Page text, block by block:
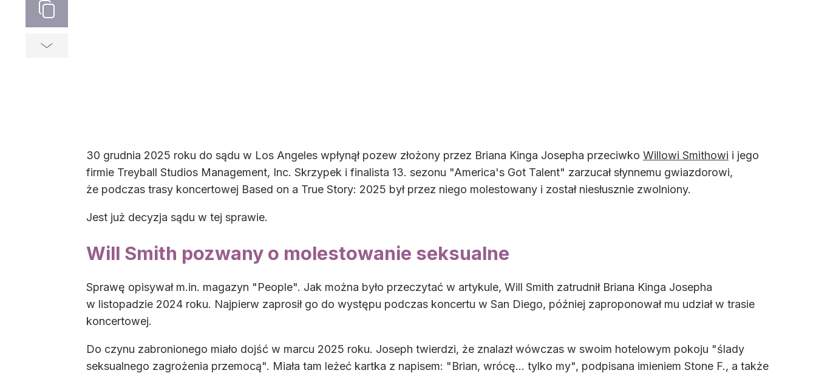
30 grudnia 2025 roku do sądu w Los Angeles wpłynął pozew złożony przez Briana Kinga Josepha przeciwko Willowi Smithowi i jego
firmie Treyball Studios Management, Inc. Skrzypek i finalista 13. sezonu "America's Got Talent" zarzucał słynnemu gwiazdorowi,
że podczas trasy koncertowej Based on a True Story: 2025 był przez niego molestowany i został niesłusznie zwolniony.
Jest już decyzja sądu w tej sprawie.
Will Smith pozwany o molestowanie seksualne
Sprawę opisywał m.in. magazyn "People". Jak można było przeczytać w artykule, Will Smith zatrudnił Briana Kinga Josepha
w listopadzie 2024 roku. Najpierw zaprosił go do występu podczas koncertu w San Diego, później zaproponował mu udział w trasie
koncertowej.
Do czynu zabronionego miało dojść w marcu 2025 roku. Joseph twierdzi, że znalazł wówczas w swoim hotelowym pokoju "ślady
seksualnego zagrożenia przemocą". Miała tam leżeć kartka z napisem: "Brian, wrócę... tylko my", podpisana imieniem Stone F., a także